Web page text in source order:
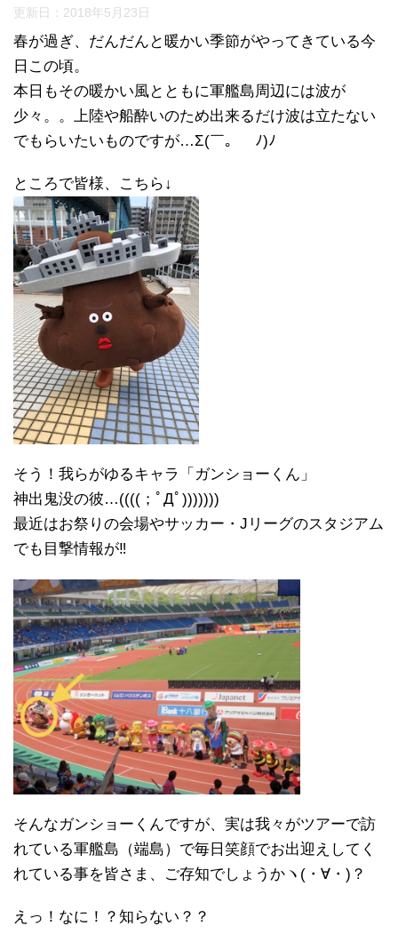
更新日： 2018年5月23日
春が過ぎ、だんだんと暖かい季節がやってきている今
日この頃。
本日もその暖かい風とともに軍艦島周辺には波が
少々。。上陸や船酔いのため出来るだけ波は立たない
でもらいたいものですが…Σ(￣。￣ﾉ)ﾉ
ところで皆様、こちら↓
そう！我らがゆるキャラ「ガンショーくん」
神出鬼没の彼…((((；ﾟДﾟ)))))))
最近はお祭りの会場やサッカー・Jリーグのスタジアム
でも目撃情報が‼︎
そんなガンショーくんですが、実は我々がツアーで訪
れている軍艦島（端島）で毎日笑顔でお出迎えしてく
れている事を皆さま、ご存知でしょうかヽ(・∀・)？
えっ！なに！？知らない？？